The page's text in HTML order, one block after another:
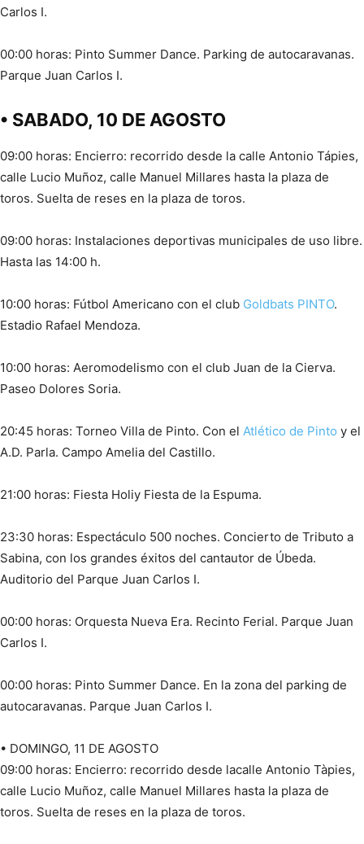
Carlos I.
00:00 horas: Pinto Summer Dance. Parking de autocaravanas.
Parque Juan Carlos I.
• SABADO, 10 DE AGOSTO
09:00 horas: Encierro: recorrido desde la calle Antonio Tápies,
calle Lucio Muñoz, calle Manuel Millares hasta la plaza de
toros. Suelta de reses en la plaza de toros.
09:00 horas: Instalaciones deportivas municipales de uso libre.
Hasta las 14:00 h.
10:00 horas: Fútbol Americano con el club Goldbats PINTO.
Estadio Rafael Mendoza.
10:00 horas: Aeromodelismo con el club Juan de la Cierva.
Paseo Dolores Soria.
20:45 horas: Torneo Villa de Pinto. Con el Atlético de Pinto y el
A.D. Parla. Campo Amelia del Castillo.
21:00 horas: Fiesta Holiy Fiesta de la Espuma.
23:30 horas: Espectáculo 500 noches. Concierto de Tributo a
Sabina, con los grandes éxitos del cantautor de Úbeda.
Auditorio del Parque Juan Carlos I.
00:00 horas: Orquesta Nueva Era. Recinto Ferial. Parque Juan
Carlos I.
00:00 horas: Pinto Summer Dance. En la zona del parking de
autocaravanas. Parque Juan Carlos I.
• DOMINGO, 11 DE AGOSTO
09:00 horas: Encierro: recorrido desde lacalle Antonio Tàpies,
calle Lucio Muñoz, calle Manuel Millares hasta la plaza de
toros. Suelta de reses en la plaza de toros.